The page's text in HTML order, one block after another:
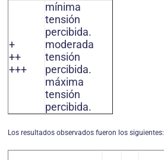
+
++
+++
mínima
tensión
percibida.
moderada
tensión
percibida.
máxima
tensión
percibida.
Los resultados observados fueron los siguientes: